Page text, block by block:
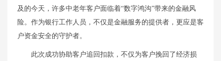
及的今天，许多中老年客户面临着“数字鸿沟”带来的金融风
险。作为银行工作人员，不仅是金融服务的提供者，更应是客
户资金安全的守护者。
此次成功协助客户追回扣款，不仅为客户挽回了经济损